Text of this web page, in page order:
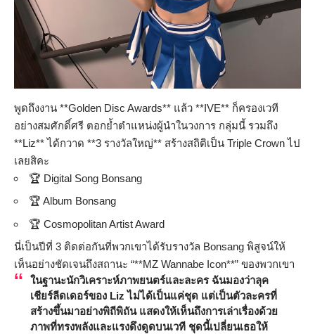
พูดถึงงาน **Golden Disc Awards** แล้ว **IVE** ก็ครองเวที
อย่างสมศักดิ์ศรี ตอกย้ำตำแหน่งผู้นำในวงการ กลุ่มนี้ รวมถึง
**Liz** ได้กวาด **3 รางวัลใหญ่** สร้างสถิติเป็น Triple Crown ไป
เลยสิคะ
🏆 Digital Song Bonsang
🏆 Album Bonsang
🏆 Cosmopolitan Artist Award
นี่เป็นปีที่ 3 ติดต่อกันที่พวกเขาได้รับรางวัล Bonsang พิสูจน์ให้
เห็นอย่างชัดเจนถึงสถานะ “**MZ Wannabe Icon**” ของพวกเขา
ในฐานะนักวิเคราะห์ภาพยนตร์และละคร ฉันมองว่าลุค
เชียร์ลีดเดอร์ของ Liz ไม่ได้เป็นแค่ชุด แต่เป็นตัวละครที่
สร้างขึ้นมาอย่างพิถีพิถัน แสดงให้เห็นถึงการเล่าเรื่องด้วย
ภาพที่ทรงพลังและแรงดึงดูดบนเวที ชุดนี้เปลี่ยนเธอให้